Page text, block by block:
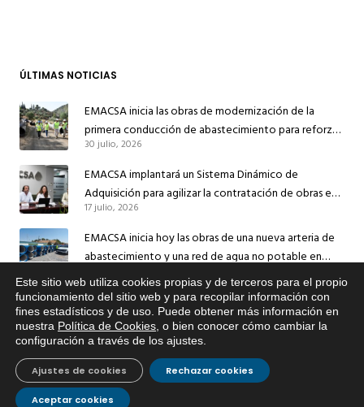
ÚLTIMAS NOTICIAS
EMACSA inicia las obras de modernización de la
primera conducción de abastecimiento para reforzar
el suministro de agua de Córdoba
30 julio, 2026
EMACSA implantará un Sistema Dinámico de
Adquisición para agilizar la contratación de obras en
sus redes e instalaciones
17 julio, 2026
EMACSA inicia hoy las obras de una nueva arteria de
abastecimiento y una red de agua no potable en
Ingeniero Ruiz de Azúa
Caracterización ZA Córdoba Red Quemadas- 1ª Sem
2026
9 julio, 2026
Caracterización ZA Córdoba Red Carrera Caballo-1º
Sem 2026
9 julio, 2026
Este sitio web utiliza cookies propias y de terceros para el propio
funcionamiento del sitio web y para recopilar información con
fines estadísticos y de uso. Puede obtener más información en
nuestra Política de Cookies , o bien conocer cómo cambiar la
configuración a través de los ajustes
Aceptar cookies
Rechazar cookies
Ajustes de cookies
Si tiene cualquier duda sobre
EMACSA, haga click abajo.